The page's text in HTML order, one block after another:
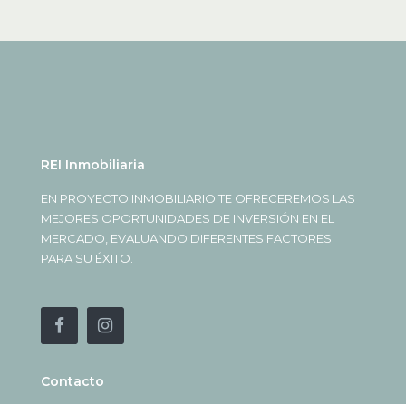
REI Inmobiliaria
EN PROYECTO INMOBILIARIO TE OFRECEREMOS LAS
MEJORES OPORTUNIDADES DE INVERSIÓN EN EL
MERCADO, EVALUANDO DIFERENTES FACTORES
PARA SU ÉXITO.
Contacto